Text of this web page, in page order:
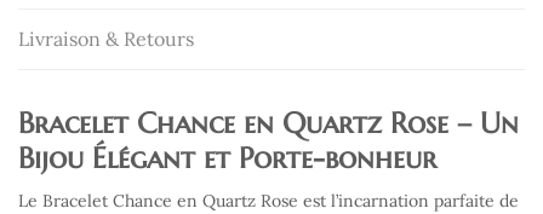
Livraison & Retours
Bracelet Chance en Quartz Rose – Un
Bijou Élégant et Porte-bonheur
Le Bracelet Chance en Quartz Rose est l’incarnation parfaite de